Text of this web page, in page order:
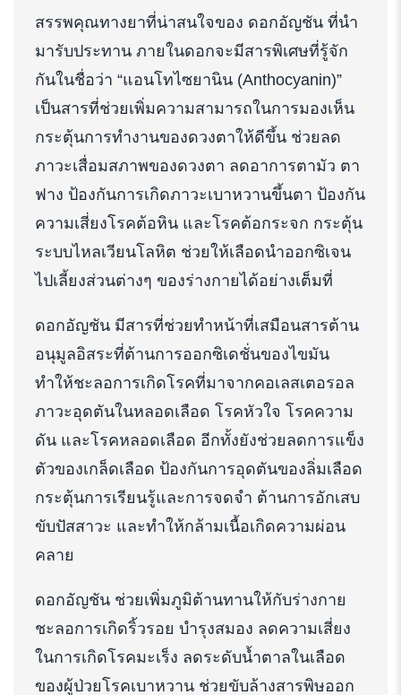
สรรพคุณทางยาที่น่าสนใจของ ดอกอัญชัน ที่นำ
มารับประทาน ภายในดอกจะมีสารพิเศษที่รู้จัก
กันในชื่อว่า “แอนโทไซยานิน (Anthocyanin)”
เป็นสารที่ช่วยเพิ่มความสามารถในการมองเห็น
กระตุ้นการทำงานของดวงตาให้ดีขึ้น ช่วยลด
ภาวะเสื่อมสภาพของดวงตา ลดอาการตามัว ตา
ฟาง ป้องกันการเกิดภาวะเบาหวานขึ้นตา ป้องกัน
ความเสี่ยงโรคต้อหิน และโรคต้อกระจก กระตุ้น
ระบบไหลเวียนโลหิต ช่วยให้เลือดนำออกซิเจน
ไปเลี้ยงส่วนต่างๆ ของร่างกายได้อย่างเต็มที่
ดอกอัญชัน มีสารที่ช่วยทำหน้าที่เสมือนสารต้าน
อนุมูลอิสระที่ต้านการออกซิเดชั่นของไขมัน
ทำให้ชะลอการเกิดโรคที่มาจากคอเลสเตอรอล
ภาวะอุดตันในหลอดเลือด โรคหัวใจ โรคความ
ดัน และโรคหลอดเลือด อีกทั้งยังช่วยลดการแข็ง
ตัวของเกล็ดเลือด ป้องกันการอุดตันของลิ่มเลือด
กระตุ้นการเรียนรู้และการจดจำ ต้านการอักเสบ
ขับปัสสาวะ และทำให้กล้ามเนื้อเกิดความผ่อน
คลาย
ดอกอัญชัน ช่วยเพิ่มภูมิต้านทานให้กับร่างกาย
ชะลอการเกิดริ้วรอย บำรุงสมอง ลดความเสี่ยง
ในการเกิดโรคมะเร็ง ลดระดับน้ำตาลในเลือด
ของผู้ป่วยโรคเบาหวาน ช่วยขับล้างสารพิษออก